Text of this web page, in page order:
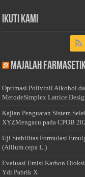
Ikuti Kami
Majalah
Optimasi Polivinil Alkohol
MetodeSimplex Lattice
Kajian Penguatan Sistem
XYZMengacu pada CPOB
Uji Stabilitas Formulasi
(Allium cepa L.)
Evaluasi Emisi Karbon
Ydi Pabrik X